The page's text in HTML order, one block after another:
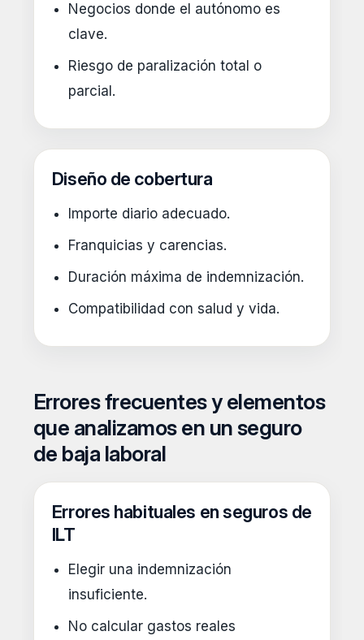
Negocios donde el autónomo es
clave.
Riesgo de paralización total o
parcial.
Diseño de cobertura
Importe diario adecuado.
Franquicias y carencias.
Duración máxima de indemnización.
Compatibilidad con salud y vida.
Errores frecuentes y elementos
que analizamos en un seguro
de baja laboral
Errores habituales en seguros de
ILT
Elegir una indemnización
insuficiente.
No calcular gastos reales